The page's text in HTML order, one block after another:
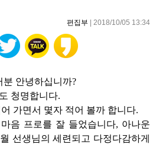
편집부 | 2018/10/05 13:34
분 안녕하십니까?
청명합니다.
가면서 몇자 적어 볼까 합니다.
음 프로를 잘 들었습니다, 아나운
선생님의 세련되고 다정다감하게